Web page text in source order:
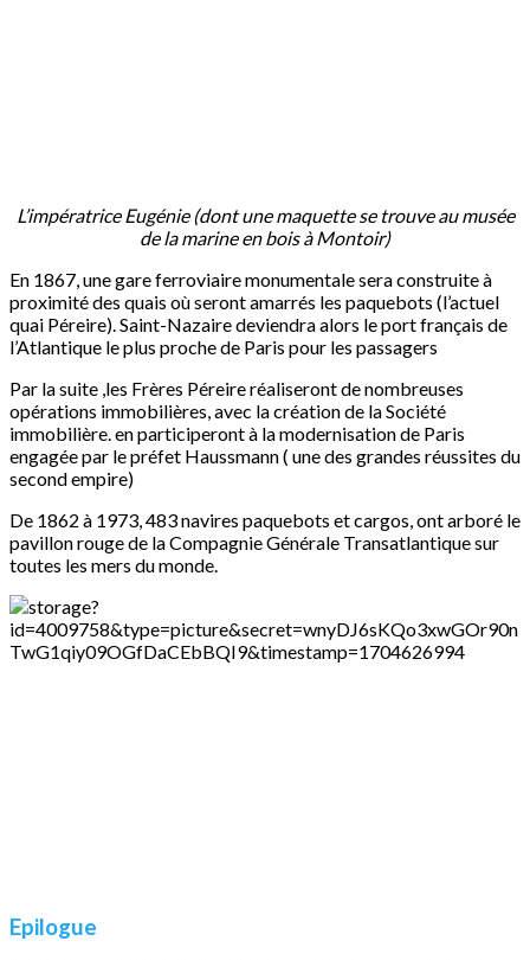
L’impératrice Eugénie (dont une maquette se trouve au musée
de la marine en bois à Montoir)
En 1867, une gare ferroviaire monumentale sera construite à
proximité des quais où seront amarrés les paquebots (l’actuel
quai Péreire). Saint-Nazaire deviendra alors le port français de
l’Atlantique le plus proche de Paris pour les passagers
Par la suite ,les Frères Péreire réaliseront de nombreuses
opérations immobilières, avec la création de la Société
immobilière. en participeront à la modernisation de Paris
engagée par le préfet Haussmann ( une des grandes réussites du
second empire)
De 1862 à 1973, 483 navires paquebots et cargos, ont arboré le
pavillon rouge de la Compagnie Générale Transatlantique sur
toutes les mers du monde.
Epilogue